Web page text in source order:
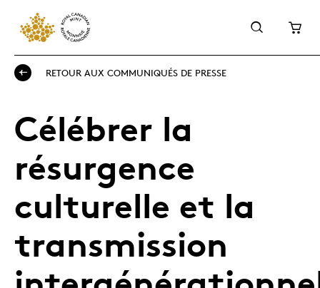
RETOUR AUX COMMUNIQUÉS DE PRESSE
Célébrer la
résurgence
culturelle et la
transmission